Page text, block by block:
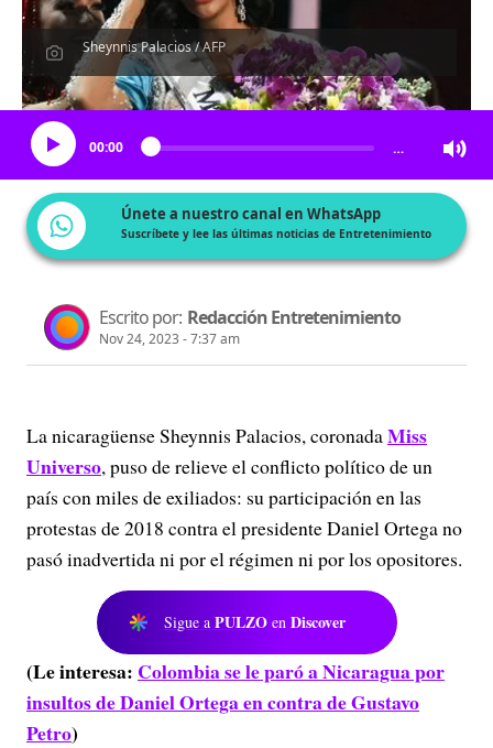
Sheynnis Palacios / AFP
Escucha el artículo
00:00 …
Únete a nuestro canal en WhatsApp
Suscríbete y lee las últimas noticias de Entretenimiento
Escrito por: Redacción Entretenimiento
Nov 24, 2023 - 7:37 am
La nicaragüense Sheynnis Palacios, coronadaMiss
Universo, puso de relieve el conflicto político de un
país con miles de exiliados: su participación en las
protestas de 2018 contra el presidente Daniel Ortega no
pasó inadvertida ni por el régimen ni por los opositores.
Sigue a PULZO en Discover
(Le interesa: Colombia se le paró a Nicaragua por
insultos de Daniel Ortega en contra de Gustavo
Petro)